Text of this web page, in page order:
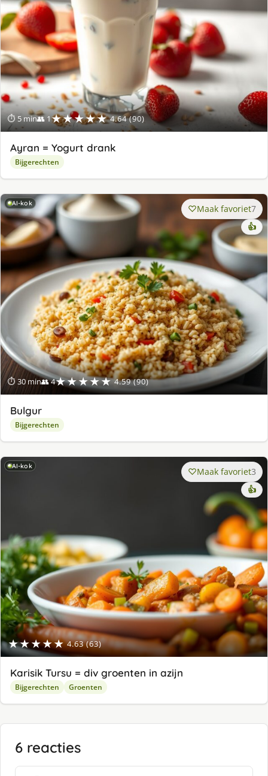
⏱ 5 min👥 1★★★★★ 4.64 (90)
Ayran = Yogurt drank
Bijgerechten
AI-kok
⏱ 30 min👥 4★★★★★ 4.59 (90)
Maak favoriet7
👍
Bulgur
Bijgerechten
AI-kok
★★★★★ 4.63 (63)
Maak favoriet3
👍
Karisik Tursu = div groenten in azijn
Bijgerechten Groenten
6 reacties